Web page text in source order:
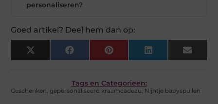
personaliseren?
Goed artikel? Deel hem dan op:
X
(Twitter)
Facebook Pinterest LinkedIn Email
Tags en Categorieën:
Geschenken,gepersonaliseerd kraamcadeau, Nijntje babyspullen